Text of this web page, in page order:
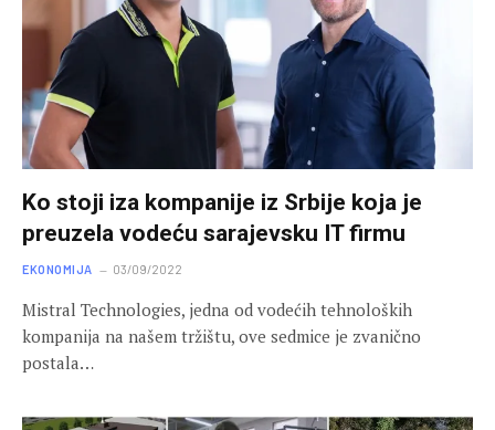
Ko stoji iza kompanije iz Srbije koja je
preuzela vodeću sarajevsku IT firmu
EKONOMIJA 03/09/2022
Mistral Technologies, jedna od vodećih tehnoloških
kompanija na našem tržištu, ove sedmice je zvanično
postala…